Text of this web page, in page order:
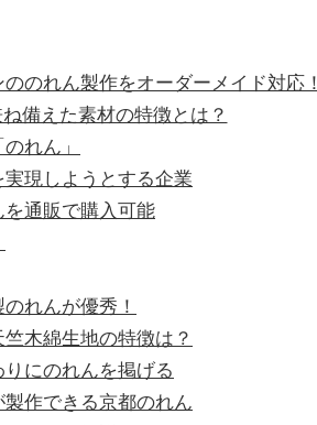
のれん製作をオーダーメイド対応！
備えた素材の特徴とは？
れん」
現しようとする企業
通販で購入可能
れんが優秀！
木綿生地の特徴は？
にのれんを掲げる
作できる京都のれん